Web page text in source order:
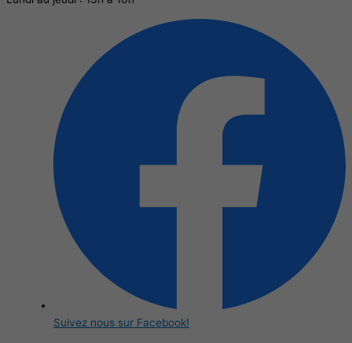
Suivez nous sur Facebook!